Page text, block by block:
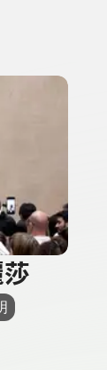
鍵字